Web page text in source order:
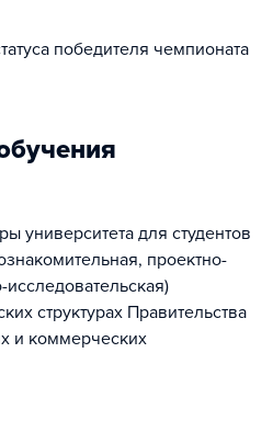
победителя чемпионата
проектно-
структурах Правительства
и коммерческих